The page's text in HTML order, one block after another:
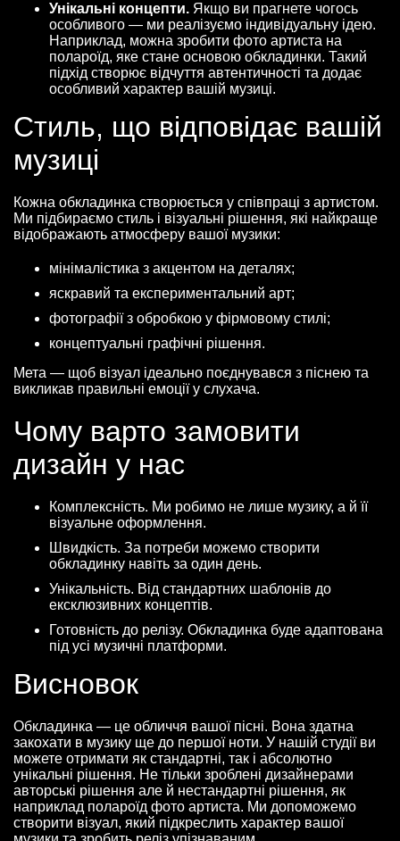
Унікальні концепти. Якщо ви прагнете чогось
особливого — ми реалізуємо індивідуальну ідею.
Наприклад, можна зробити фото артиста на
полароїд, яке стане основою обкладинки. Такий
підхід створює відчуття автентичності та додає
особливий характер вашій музиці.
Стиль, що відповідає вашій
музиці
Кожна обкладинка створюється у співпраці з артистом.
Ми підбираємо стиль і візуальні рішення, які найкраще
відображають атмосферу вашої музики:
мінімалістика з акцентом на деталях;
яскравий та експериментальний арт;
фотографії з обробкою у фірмовому стилі;
концептуальні графічні рішення.
Мета — щоб візуал ідеально поєднувався з піснею та
викликав правильні емоції у слухача.
Чому варто замовити
дизайн у нас
Комплексність. Ми робимо не лише музику, а й її
візуальне оформлення.
Швидкість. За потреби можемо створити
обкладинку навіть за один день.
Унікальність. Від стандартних шаблонів до
ексклюзивних концептів.
Готовність до релізу. Обкладинка буде адаптована
під усі музичні платформи.
Висновок
Обкладинка — це обличчя вашої пісні. Вона здатна
закохати в музику ще до першої ноти. У нашій студії ви
можете отримати як стандартні, так і абсолютно
унікальні рішення. Не тільки зроблені дизайнерами
авторські рішення але й нестандартні рішення, як
наприклад полароїд фото артиста. Ми допоможемо
створити візуал, який підкреслить характер вашої